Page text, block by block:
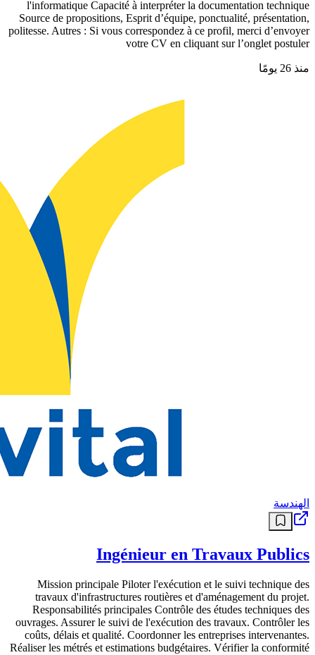
l'informatique Capacité à interpréter la documentation technique
Source de propositions, Esprit d’équipe, ponctualité, présentation,
politesse. Autres : Si vous correspondez à ce profil, merci d’envoyer
votre CV en cliquant sur l’onglet postuler
منذ 26 يومًا
الهندسة
Ingénieur en Travaux Publics
Mission principale Piloter l'exécution et le suivi technique des
travaux d'infrastructures routières et d'aménagement du projet.
Responsabilités principales Contrôle des études techniques des
ouvrages. Assurer le suivi de l'exécution des travaux. Contrôler les
coûts, délais et qualité. Coordonner les entreprises intervenantes.
Réaliser les métrés et estimations budgétaires. Vérifier la conformité